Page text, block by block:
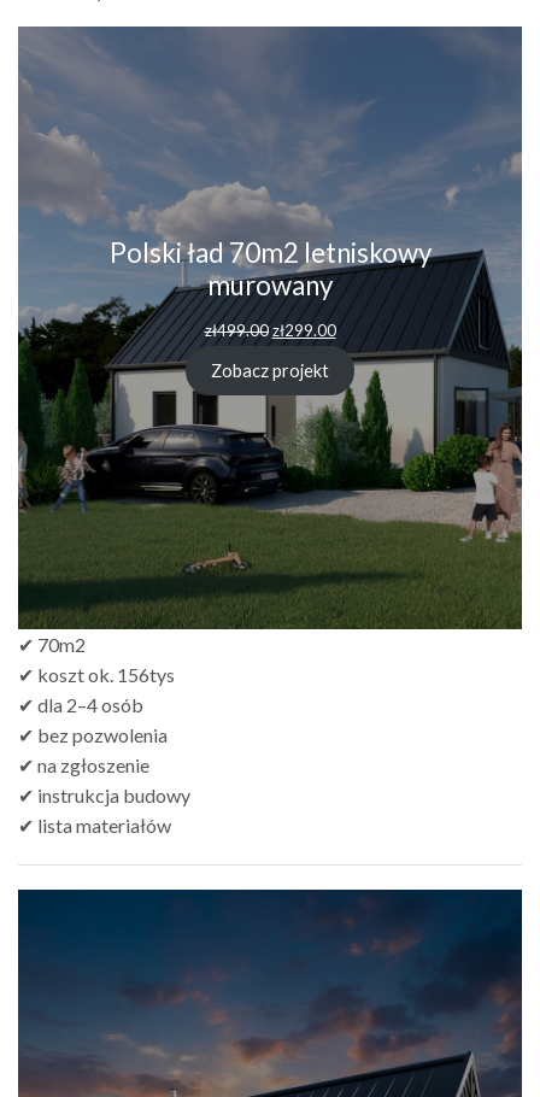
Polski ład 70m2 letniskowy
murowany
zł499.00Pierwotna
cena
wynosiła:
zł499.00.
zł299.00Aktualna
cena
wynosi:
zł299.00.
Zobacz projekt
✔ 70m2
✔ koszt ok. 156tys
✔ dla 2–4 osób
✔ bez pozwolenia
✔ na zgłoszenie
✔ instrukcja budowy
✔ lista materiałów